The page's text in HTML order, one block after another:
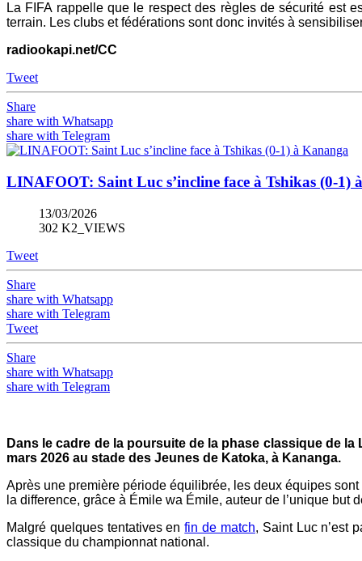
La FIFA rappelle que le respect des règles de sécurité est
terrain. Les clubs et fédérations sont donc invités à
radiookapi.net/CC
Tweet
Share
share with Whatsapp
share with Telegram
LINAFOOT: Saint Luc s’incline face à Tshikas (0-1)
13/03/2026
302 K2_VIEWS
Tweet
Share
share with Whatsapp
share with Telegram
Tweet
Share
share with Whatsapp
share with Telegram
Dans le cadre de la poursuite de la phase classique de la
mars 2026 au stade des Jeunes de Katoka, à Kananga.
Après une première période équilibrée, les deux équipes
la difference, grâce à Émile wa Émile, auteur de l’unique but
Malgré quelques tentatives enfin de match, Saint Luc n’est
classique du championnat national.